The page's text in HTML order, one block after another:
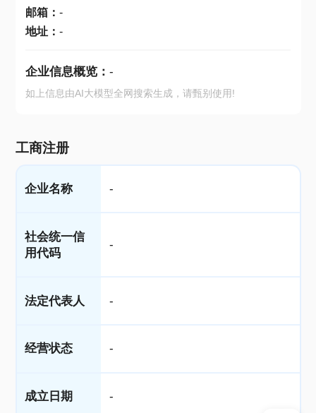
邮箱： -
地址： -
企业信息概览： -
如上信息由AI大模型全网搜索生成，请甄别使用!
工商注册
企业名称 -
社会统一信
用代码
-
法定代表人 -
经营状态 -
成立日期 -